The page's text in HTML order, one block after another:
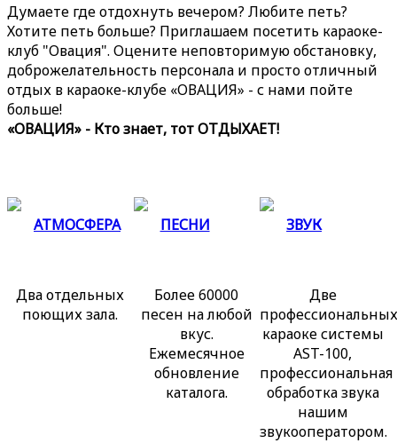
Думаете где отдохнуть вечером? Любите петь?
Хотите петь больше? Приглашаем посетить караоке-
клуб "Овация". Оцените неповторимую обстановку,
доброжелательность персонала и просто отличный
отдых в караоке-клубе «ОВАЦИЯ» - с нами пойте
больше!
«ОВАЦИЯ» - Кто знает, тот ОТДЫХАЕТ!
АТМОСФЕРА
Два отдельных
поющих зала.
ПЕСНИ
Более 60000
песен на любой
вкус.
Ежемесячное
обновление
каталога.
ЗВУК
Две
караоке системы
AST-100,
профессиональная
обработка звука
нашим
звукооператором.